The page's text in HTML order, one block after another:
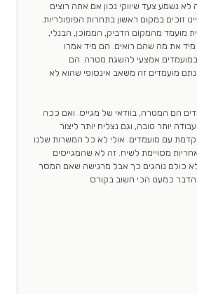
לא נשמע צעד שיווקי נכון אם אתה רוצים
זוכים במקום ראשון בתחרות הפופולריות.
מועמד מהמקום הדביק, הממוכן, הבנלי,
מיד את מה שהם רואים. הם מיד אמרו
במועמדים אמצעי להשגת מטרה. הם
מועמדים זה משאב אינסופי שהוא לא
הם המטרה, בוודאי של מגייס. ואם ככה
יותר טובה, וגם נצליח יותר ליצור
עם מועמדים. אולי לא כל המשרות שלנו
מסויימת לשיח. זה לא שהמגייסים
כולם נוהגים כך אבל מרגישה שאם המסר
כמעט הכי חשוב בקורס